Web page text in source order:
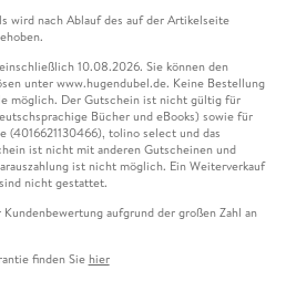
wird nach Ablauf des auf der Artikelseite
10.08.2026. Sie können den
unter www.hugendubel.de. Keine Bestellung
möglich. Der Gutschein ist nicht gültig für
Bücher und eBooks) sowie für
(4016621130466), tolino select und das
ist nicht mit anderen Gutscheinen und
ist nicht möglich. Ein Weiterverkauf
nicht gestattet.
aufgrund der großen Zahl an
finden Sie hier